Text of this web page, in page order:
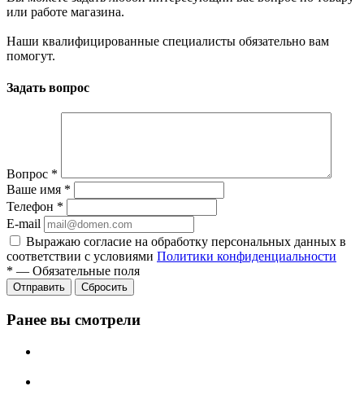
или работе магазина.
Наши квалифицированные специалисты обязательно вам
помогут.
Задать вопрос
Вопрос *
Ваше имя *
Телефон *
E-mail
Выражаю согласие на обработку персональных данных в
соответствии с условиями Политики конфиденциальности
* — Обязательные поля
Отправить Сбросить
Ранее вы смотрели